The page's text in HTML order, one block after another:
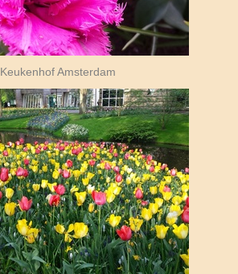
Keukenhof Amsterdam